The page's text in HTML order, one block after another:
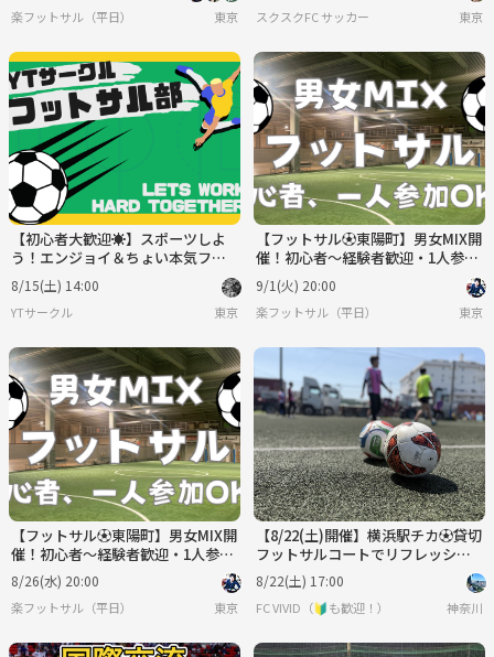
楽フットサル（平日） 東京 スクスクFC サッカー 東京
【初心者大歓迎☀️】スポーツしよ
う！エンジョイ＆ちょい本気フッ
トサル⚽️
8/15(土) 14:00
YTサークル 東京
【フットサル⚽東陽町】男女MIX開
催！初心者〜経験者歓迎・1人参加
OK♪室内人工芝！
9/1(火) 20:00
楽フットサル（平日） 東京
【フットサル⚽東陽町】男女MIX開
催！初心者〜経験者歓迎・1人参加
OK♪室内人工芝！
8/26(水) 20:00
楽フットサル（平日） 東京
【8/22(土)開催】横浜駅チカ⚽貸切
フットサルコートでリフレッシ
ュ！初心者・おひとり様大歓迎！
8/22(土) 17:00
FC VIVID（🔰も歓迎！） 神奈川